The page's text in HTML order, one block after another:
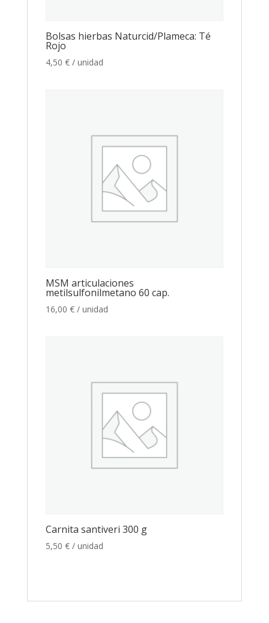
Bolsas hierbas Naturcid/Plameca: Té
Rojo
4,50 € / unidad
MSM articulaciones
metilsulfonilmetano 60 cap.
16,00 € / unidad
Carnita santiveri 300 g
5,50 € / unidad